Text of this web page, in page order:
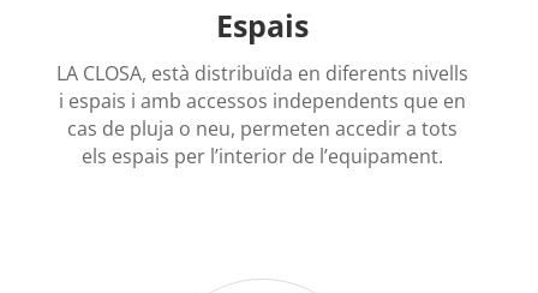
Espais
LA CLOSA, està distribuïda en diferents nivells
i espais i amb accessos independents que en
cas de pluja o neu, permeten accedir a tots
els espais per l’interior de l’equipament.